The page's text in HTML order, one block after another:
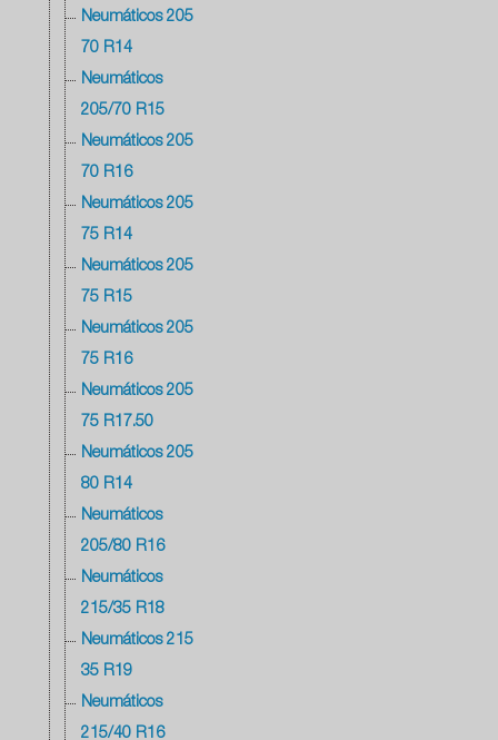
Neumáticos 205
70 R14
Neumáticos
205/70 R15
Neumáticos 205
70 R16
Neumáticos 205
75 R14
Neumáticos 205
75 R15
Neumáticos 205
75 R16
Neumáticos 205
75 R17.50
Neumáticos 205
80 R14
Neumáticos
205/80 R16
Neumáticos
215/35 R18
Neumáticos 215
35 R19
Neumáticos
215/40 R16